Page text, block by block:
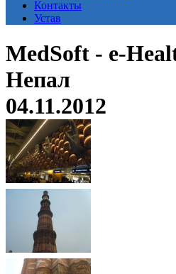
Контакты
Устав
MedSoft - e-
Непал
04.11.2012